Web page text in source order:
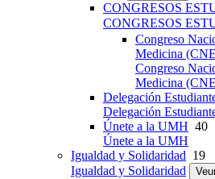
CONGRESOS
CONGRESOS
Congreso
Medicina
Congreso
Medicina
Delegación
Delegación
Únete a la UMH 40
Únete a la UMH
Igualdad y Solidaridad 19
Igualdad y Solidaridad